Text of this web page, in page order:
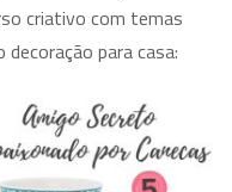
criativo com temas
para casa: